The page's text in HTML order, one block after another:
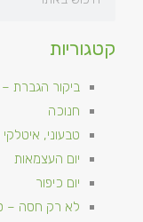
קטגוריות
ביקור הגברת –
חנוכה
טבעוני,
יום העצמאות
יום כיפור
לא רק חסה –